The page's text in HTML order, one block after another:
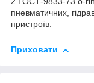
пневматичних,
пристроїв.
Приховати